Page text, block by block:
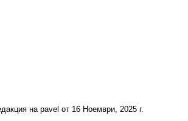
на pavel от 16 Ноември, 2025 г.